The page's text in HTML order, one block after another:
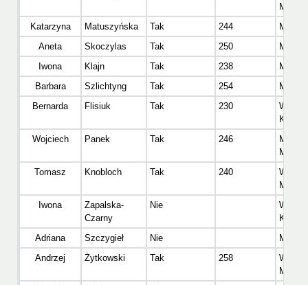
Katarzyna
Matuszyńska Tak 244
Aneta
Skoczylas Tak 250
Iwona
Klajn Tak 238
Barbara
Szlichtyng Tak 254
Bernarda
Flisiuk Tak 230
Kobiet
Wojciech
Panek Tak 246
Master
Tomasz
Knobloch Tak 240
Iwona
Zapalska-
Czarny
Nie
Kobiet
Adriana
Szczygieł Nie
Andrzej
Żytkowski Tak 258